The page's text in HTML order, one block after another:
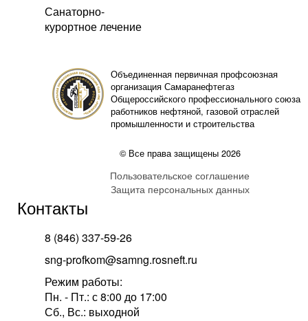
Санаторно-
курортное лечение
Объединенная первичная профсоюзная
организация Самаранефтегаз
Общероссийского профессионального союза
работников нефтяной, газовой отраслей
промышленности и строительства
© Все права защищены 2026
Пользовательское соглашение
Защита персональных данных
Контакты
8 (846) 337-59-26
sng-profkom@samng.rosneft.ru
Режим работы:
Пн. - Пт.: с 8:00 до 17:00
Сб., Вс.: выходной